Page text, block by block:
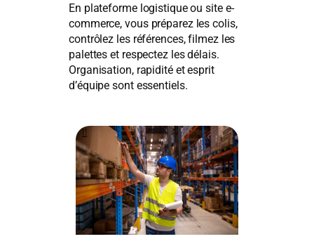
En plateforme logistique ou site e-
commerce, vous préparez les colis,
contrôlez les références, filmez les
palettes et respectez les délais.
Organisation, rapidité et esprit
d’équipe sont essentiels.